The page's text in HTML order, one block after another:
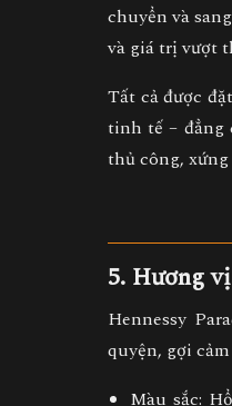
chuyển và
và giá trị vượt
Tất cả được
tinh tế – đẳng
thủ công,
5. Hương
Hennessy
quyện, gợi
Màu sắc: